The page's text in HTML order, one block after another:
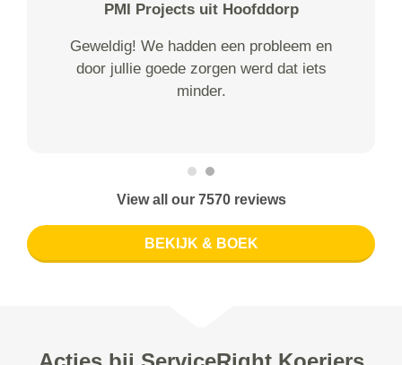
PMI Projects uit Hoofddorp
Geweldig! We hadden een probleem en
door jullie goede zorgen werd dat iets
minder.
View all our 7570 reviews
BEKIJK & BOEK